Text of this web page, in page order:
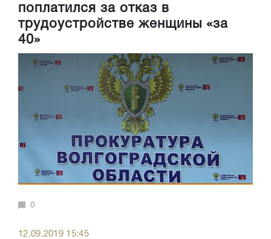
поплатился за отказ в
трудоустройстве женщины «за
40»
0
12.09.2019 15:45